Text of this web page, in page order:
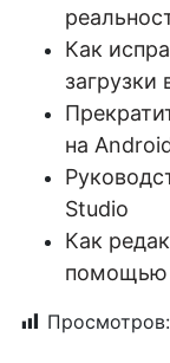
Как
загрузки
на
Studio
Как
помощью
Просмотров: